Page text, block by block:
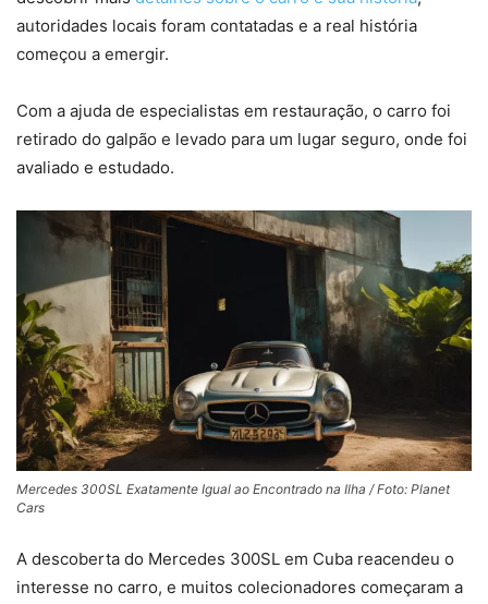
autoridades locais foram contatadas e a real história
começou a emergir.
Com a ajuda de especialistas em restauração, o carro foi
retirado do galpão e levado para um lugar seguro, onde foi
avaliado e estudado.
Mercedes 300SL Exatamente Igual ao Encontrado na Ilha / Foto: Planet
Cars
A descoberta do Mercedes 300SL em Cuba reacendeu o
interesse no carro, e muitos colecionadores começaram a